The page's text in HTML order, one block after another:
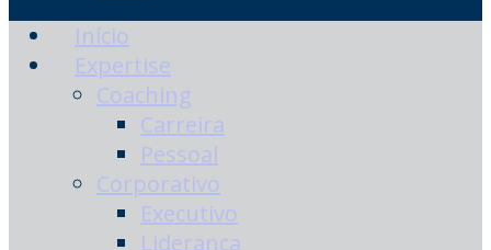
Início
Expertise
Coaching
Carreira
Pessoal
Corporativo
Executivo
Liderança